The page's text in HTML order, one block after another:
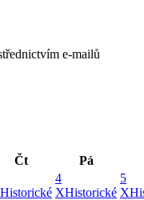
e-mailů
Čt
Pá
Historické
4
XHistorické
5
X